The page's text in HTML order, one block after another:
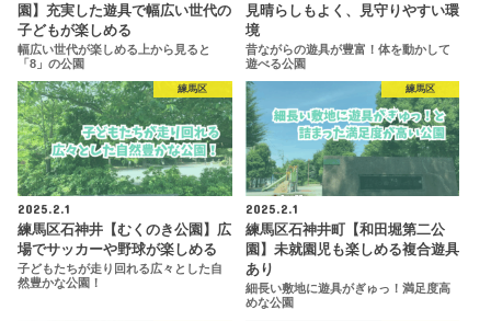
園】充実した遊具で幅広い世代の
子どもが楽しめる
幅広い世代が楽しめる上から見ると
「8」の公園
見晴らしもよく、見守りやすい環
境
昔ながらの遊具が豊富！体を動かして
遊べる公園
練馬区
2025.2.1
練馬区石神井【むくのき公園】広
場でサッカーや野球が楽しめる
子どもたちが走り回れる広々とした自
然豊かな公園！
練馬区
2025.2.1
練馬区石神井町【和田堀第二公
園】未就園児も楽しめる複合遊具
あり
細長い敷地に遊具がぎゅっ！満足度高
めな公園